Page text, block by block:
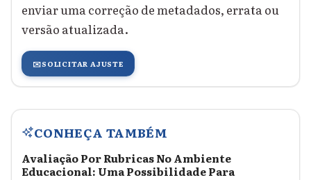
enviar uma correção de metadados, errata ou
versão atualizada.
✉️SOLICITAR AJUSTE
CONHEÇA TAMBÉM
Avaliação Por Rubricas No Ambiente
Educacional: Uma Possibilidade Para